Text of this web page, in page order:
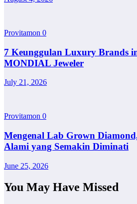
Provitamon 0
7 Keunggulan Luxury Brands
MONDIAL Jeweler
July 21, 2026
Provitamon 0
Mengenal Lab Grown
Alami yang Semakin Diminati
June 25, 2026
You May Have Missed